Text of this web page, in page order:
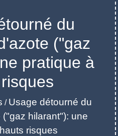
du
("gaz
pratique à
/ Usage détourné du
hilarant"): une
risques